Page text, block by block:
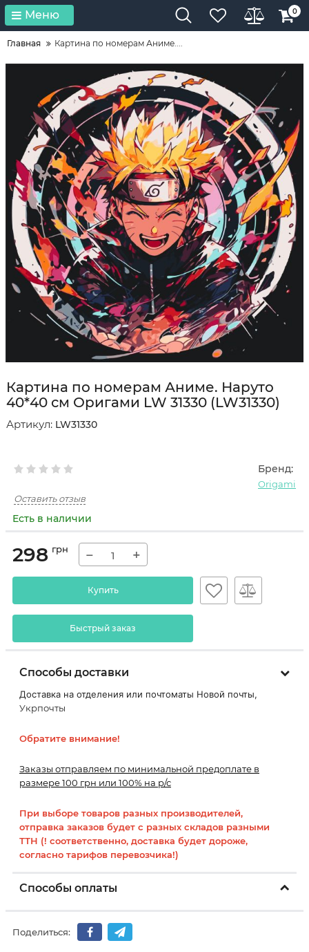
Меню 0
Главная Картина по номерам Аниме....
Картина по номерам Аниме. Наруто
40*40 см Оригами LW 31330 (LW31330)
Артикул: LW31330
Бренд:
Origami
Оставить отзыв
Есть в наличии
298 грн − +
Купить
Быстрый заказ
Способы доставки
Доставка на отделения или почтоматы Новой почты,
Укрпочты
Обратите внимание!
Заказы отправляем по минимальной предоплате в
размере 100 грн или 100% на р/с
При выборе товаров разных производителей,
отправка заказов будет с разных складов разными
ТТН (! соответственно, доставка будет дороже,
согласно тарифов перевозчика!)
Способы оплаты
Поделиться: